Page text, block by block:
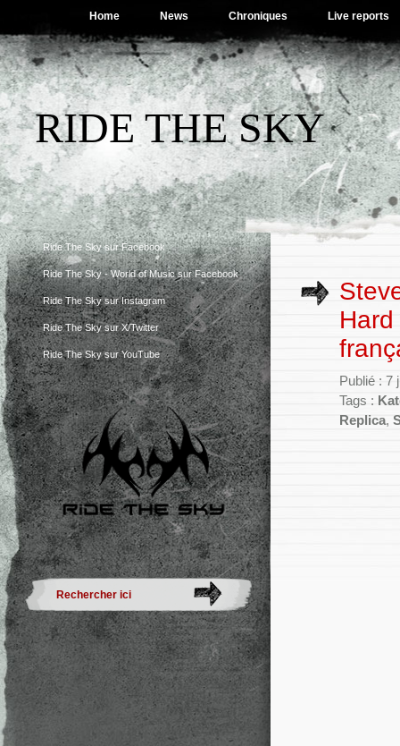
Home News Chroniques Live reports
RIDE THE SKY
Ride The Sky sur Facebook
Ride The Sky - World of Music sur Facebook
Ride The Sky sur Instagram
Ride The Sky sur X/Twitter
Ride The Sky sur YouTube
Publié : 7
Tags :
Replica,